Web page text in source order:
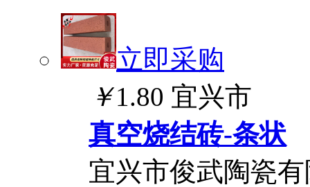
立即采购
￥1.80 宜兴市
真空烧结砖-条状
宜兴市俊武陶瓷